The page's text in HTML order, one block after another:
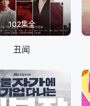
102集全
丑闻